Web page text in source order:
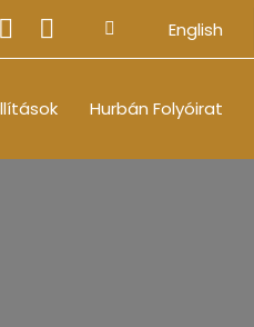
English
Hurbán Folyóirat